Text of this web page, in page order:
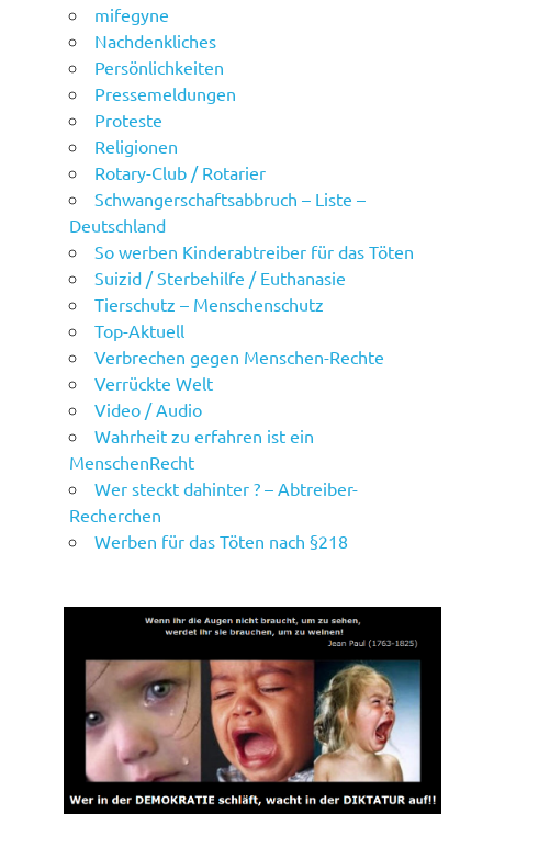
mifegyne
Nachdenkliches
Persönlichkeiten
Pressemeldungen
Proteste
Religionen
Rotary-Club / Rotarier
Schwangerschaftsabbruch – Liste –
Deutschland
So werben Kinderabtreiber für das Töten
Suizid / Sterbehilfe / Euthanasie
Tierschutz – Menschenschutz
Top-Aktuell
Verbrechen gegen Menschen-Rechte
Verrückte Welt
Video / Audio
Wahrheit zu erfahren ist ein
MenschenRecht
Wer steckt dahinter ? – Abtreiber-
Recherchen
Werben für das Töten nach §218